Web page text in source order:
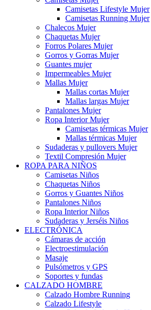
Camisetas Lifestyle Mujer
Camisetas Running Mujer
Chalecos Mujer
Chaquetas Mujer
Forros Polares Mujer
Gorros y Gorras Mujer
Guantes mujer
Impermeables Mujer
Mallas Mujer
Mallas cortas Mujer
Mallas largas Mujer
Pantalones Mujer
Ropa Interior Mujer
Camisetas térmicas Mujer
Mallas térmicas Mujer
Sudaderas y pullovers Mujer
Textil Compresión Mujer
ROPA PARA NIÑOS
Camisetas Niños
Chaquetas Niños
Gorros y Guantes Niños
Pantalones Niños
Ropa Interior Niños
Sudaderas y Jerséis Niños
ELECTRÓNICA
Cámaras de acción
Electroestimulación
Masaje
Pulsómetros y GPS
Soportes y fundas
CALZADO HOMBRE
Calzado Hombre Running
Calzado Lifestyle